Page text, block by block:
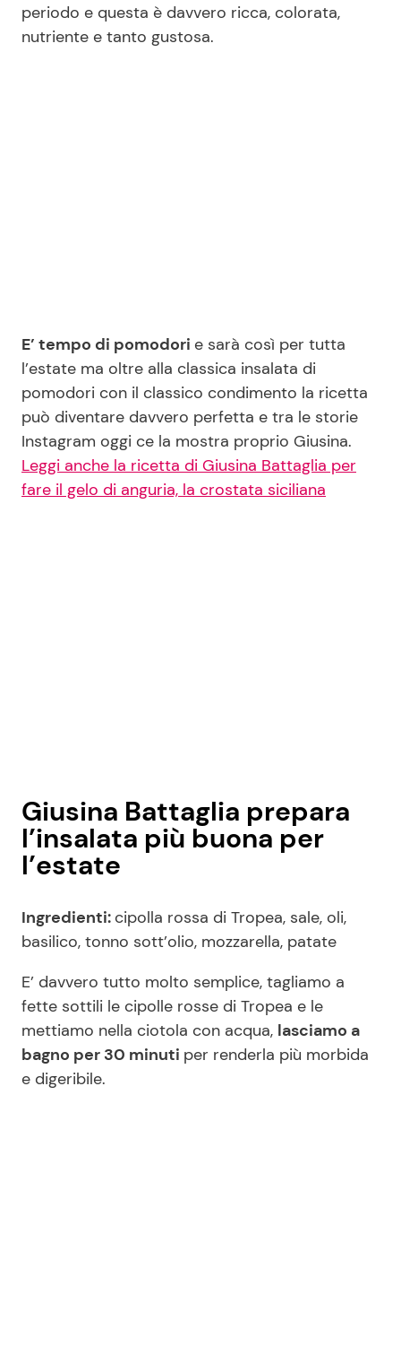
Salute Ricette Facili e Veloci
Chi siamo
Disclaimer e Privacy
Redazione
Contattaci
Pubblicità
periodo e questa è davvero ricca, colorata,
nutriente e tanto gustosa.
E’ tempo di pomodori e sarà così per tutta
l’estate ma oltre alla classica insalata di
pomodori con il classico condimento la ricetta
può diventare davvero perfetta e tra le storie
Instagram oggi ce la mostra proprio Giusina.
Leggi anche la ricetta di Giusina Battaglia per
fare il gelo di anguria, la crostata siciliana
Giusina Battaglia prepara
l’insalata più buona per
l’estate
Ingredienti: cipolla rossa di Tropea, sale, oli,
basilico, tonno sott’olio, mozzarella, patate
E’ davvero tutto molto semplice, tagliamo a
fette sottili le cipolle rosse di Tropea e le
mettiamo nella ciotola con acqua, lasciamo a
bagno per 30 minuti per renderla più morbida
e digeribile.